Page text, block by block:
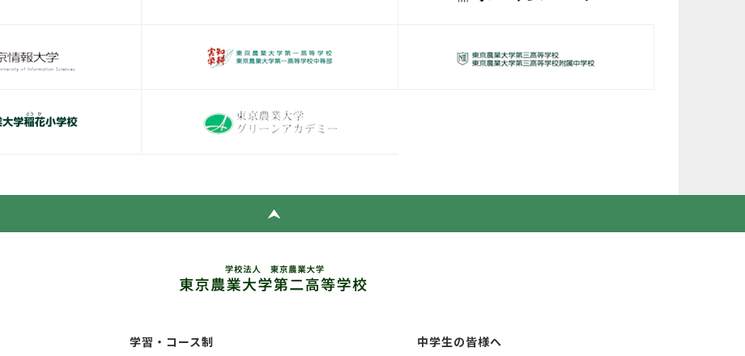
学習・コース制
中学生の皆様へ